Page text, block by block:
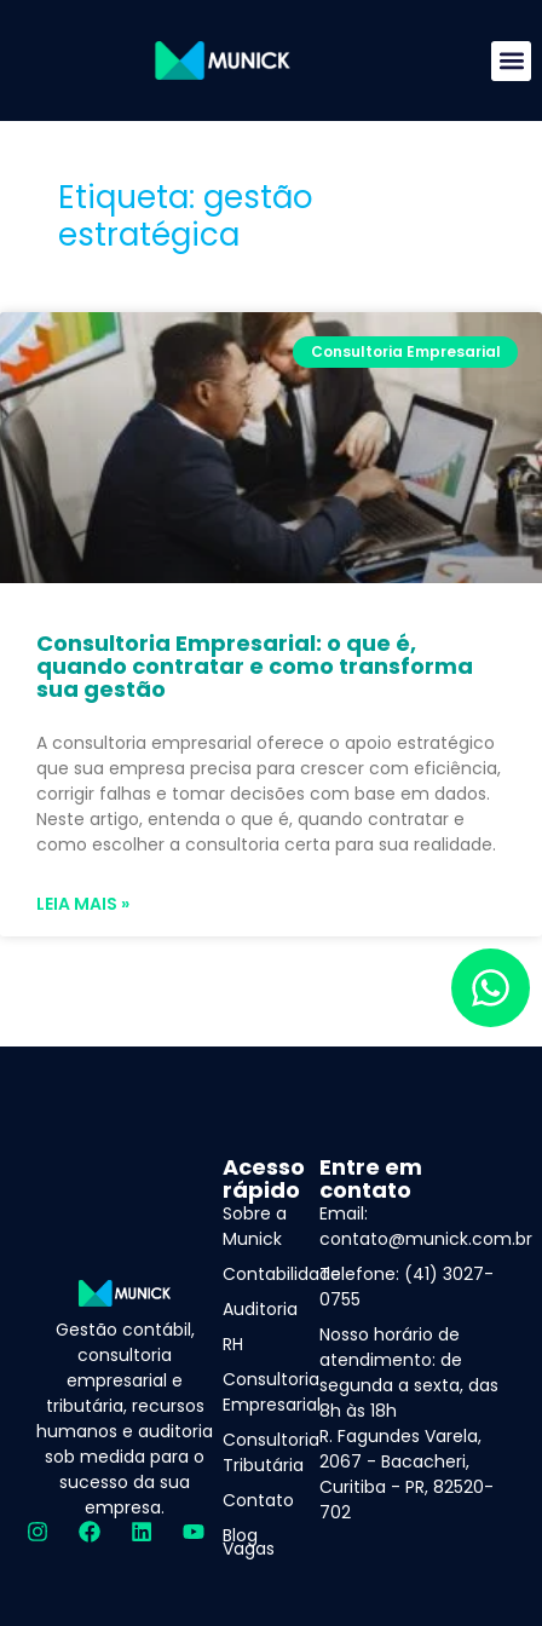
Etiqueta: gestão
estratégica
Consultoria Empresarial
Consultoria Empresarial: o que é,
quando contratar e como transforma
sua gestão
A consultoria empresarial oferece o apoio estratégico
que sua empresa precisa para crescer com eficiência,
corrigir falhas e tomar decisões com base em dados.
Neste artigo, entenda o que é, quando contratar e
como escolher a consultoria certa para sua realidade.
LEIA MAIS »
Gestão contábil,
consultoria
empresarial e
tributária, recursos
humanos e auditoria
sob medida para o
sucesso da sua
empresa.
Acesso
rápido
Sobre a
Munick
Contabilidade
Auditoria
RH
Consultoria
Empresarial
Consultoria
Tributária
Contato
Blog
Vagas
Entre em
contato
Email:
contato@munick.com.br
Telefone: (41) 3027-
0755
Nosso horário de
atendimento: de
segunda a sexta, das
8h às 18h
R. Fagundes Varela,
2067 - Bacacheri,
Curitiba - PR, 82520-
702